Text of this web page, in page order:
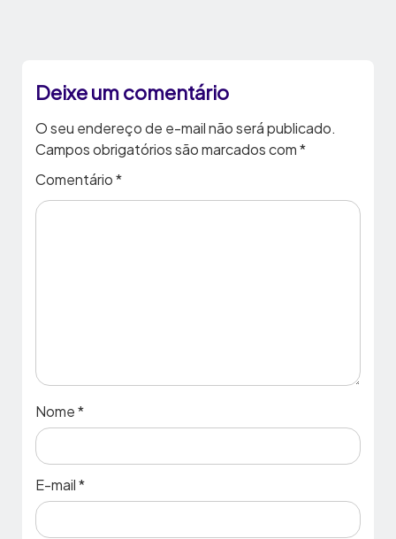
Deixe um comentário
O seu endereço de e-mail não será publicado.
Campos obrigatórios são marcados com*
Comentário*
Nome*
E-mail*